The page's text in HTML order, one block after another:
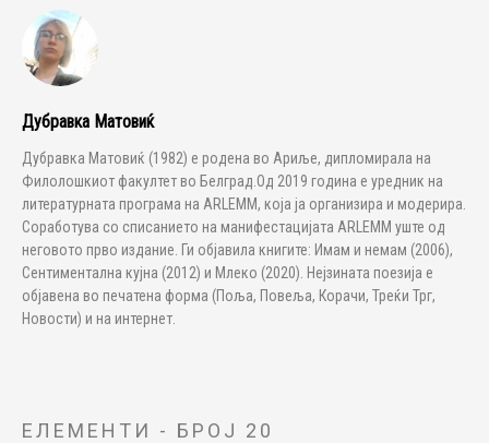
Дубравка Матовиќ
Дубравка Матовиќ (1982) е родена во Ариље, дипломирала на
Филолошкиот факултет во Белград.Од 2019 година е уредник на
литературната програма на ARLEMM, која ја организира и модерира.
Соработува со списанието на манифестацијата ARLEMM уште од
неговото прво издание. Ги објавила книгите: Имам и немам (2006),
Сентиментална кујна (2012) и Млеко (2020). Нејзината поезија е
објавена во печатена форма (Поља, Повеља, Корачи, Треќи Трг,
Новости) и на интернет.
ЕЛЕМЕНТИ - БРОЈ 20